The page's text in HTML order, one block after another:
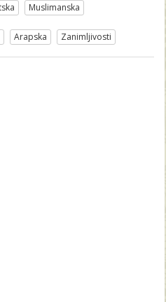
Muslimanska
Arapska Zanimljivosti